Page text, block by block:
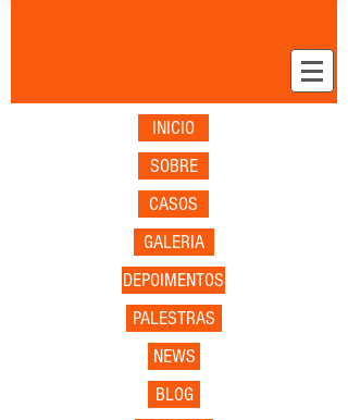
BLOG
NEWS
PALESTRAS
DEPOIMENTOS
GALERIA
CASOS
SOBRE
INICIO